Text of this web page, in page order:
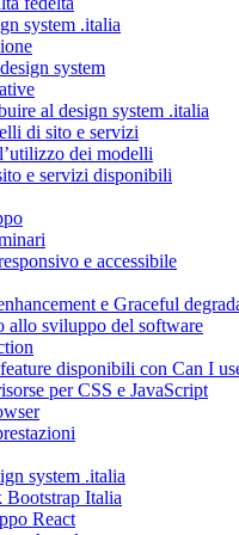
system .italia
system
al design system .italia
di sito e servizi
dei modelli
e servizi disponibili
e accessibile
e Graceful
allo sviluppo del software
disponibili con Can I
per CSS e JavaScript
system .italia
Italia
React